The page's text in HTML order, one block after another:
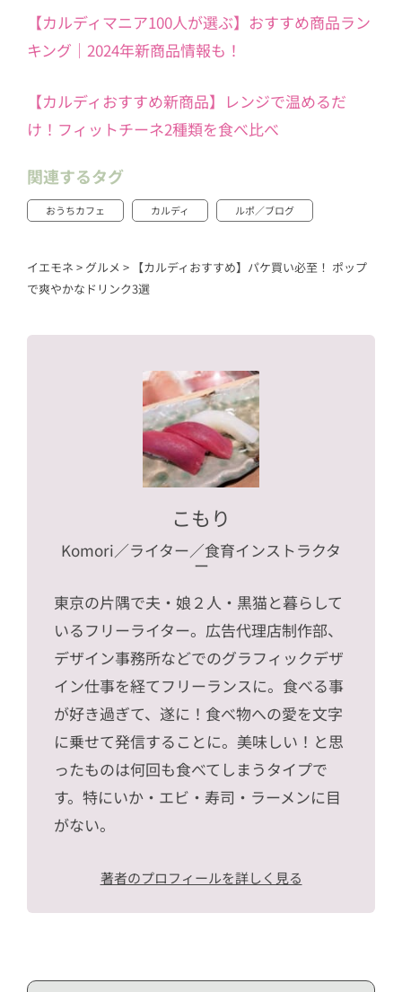
【カルディマニア100人が選ぶ】おすすめ商品ラン
キング｜2024年新商品情報も！
【カルディおすすめ新商品】レンジで温めるだ
け！フィットチーネ2種類を食べ比べ
関連するタグ
おうちカフェ カルディ ルポ／ブログ
イエモネ > グルメ > 【カルディおすすめ】パケ買い必至！ ポップ
で爽やかなドリンク3選
こもり
Komori／ライター／食育インストラクタ
ー
東京の片隅で夫・娘２人・黒猫と暮らして
いるフリーライター。広告代理店制作部、
デザイン事務所などでのグラフィックデザ
イン仕事を経てフリーランスに。食べる事
が好き過ぎて、遂に！食べ物への愛を文字
に乗せて発信することに。美味しい！と思
ったものは何回も食べてしまうタイプで
す。特にいか・エビ・寿司・ラーメンに目
がない。
著者のプロフィールを詳しく見る